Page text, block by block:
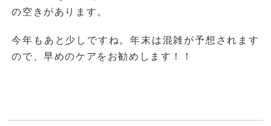
の空きがあります。
今年もあと少しですね。年末は混雑が予想されます
ので、早めのケアをお勧めします！！